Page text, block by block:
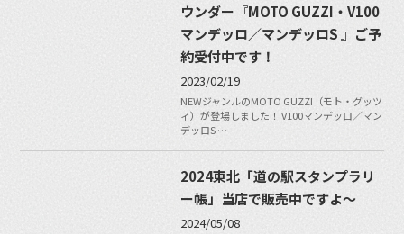
ウンダー『MOTO GUZZI・V100
マンデッロ／マンデッロS 』ご予
約受付中です！
2023/02/19
NEWジャンルのMOTO GUZZI（モト・グッツ
ィ）が登場しました！ V100マンデッロ／マン
デッロS …
2024東北「道の駅スタンプラリ
ー帳」当店で販売中ですよ〜
2024/05/08